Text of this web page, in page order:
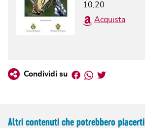
10,20
Acquista
Condividi su Facebook
Whatsapp
Twitter
Altri contenuti che potrebbero piacerti